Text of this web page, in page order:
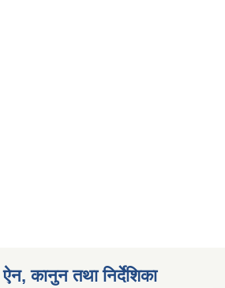
ऐन, कानुन तथा निर्देशिका